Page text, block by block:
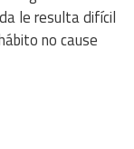
le resulta difícil
no cause